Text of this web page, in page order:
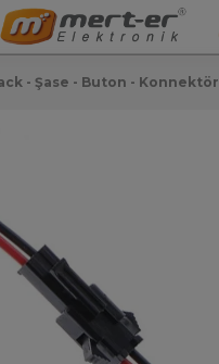
- Şase - Buton - Konnektör